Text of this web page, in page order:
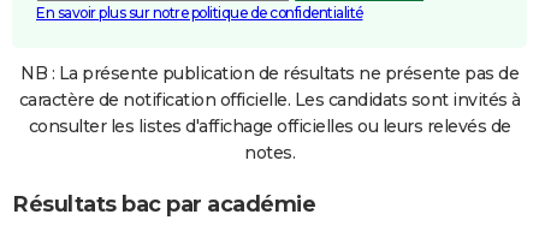
En savoir plus sur notre politique de confidentialité
NB : La présente publication de résultats ne présente pas de
caractère de notification officielle. Les candidats sont invités à
consulter les listes d'affichage officielles ou leurs relevés de
notes.
Résultats bac par académie